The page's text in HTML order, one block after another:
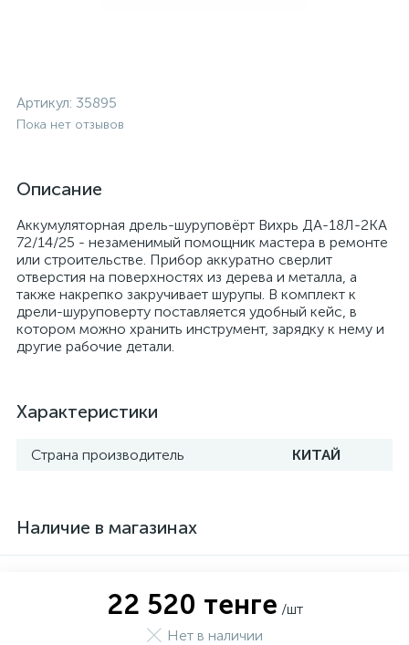
Артикул: 35895
Пока нет отзывов
Описание
Аккумуляторная дрель-шуруповёрт Вихрь ДА-18Л-2КА
72/14/25 - незаменимый помощник мастера в ремонте
или строительстве. Прибор аккуратно сверлит
отверстия на поверхностях из дерева и металла, а
также накрепко закручивает шурупы. В комплект к
дрели-шуруповерту поставляется удобный кейс, в
котором можно хранить инструмент, зарядку к нему и
другие рабочие детали.
Характеристики
Страна производитель КИТАЙ
Наличие в магазинах
22 520 тенге /шт
Нет в наличии